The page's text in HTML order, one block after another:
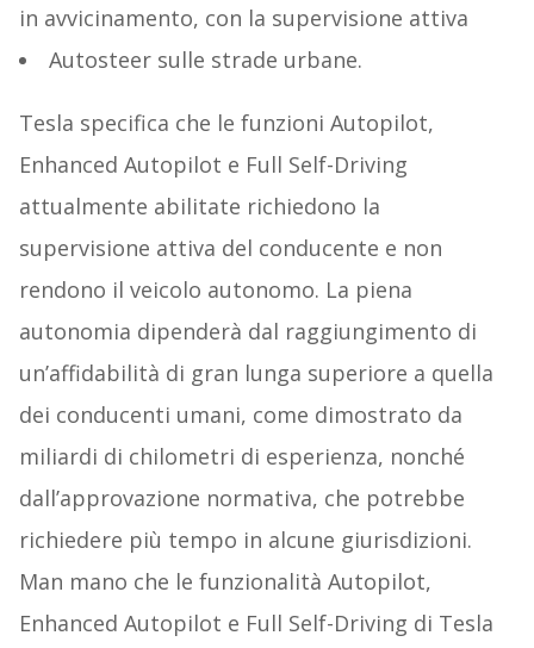
in avvicinamento, con la supervisione attiva
Autosteer sulle strade urbane.
Tesla specifica che le funzioni Autopilot,
Enhanced Autopilot e Full Self-Driving
attualmente abilitate richiedono la
supervisione attiva del conducente e non
rendono il veicolo autonomo. La piena
autonomia dipenderà dal raggiungimento di
un’affidabilità di gran lunga superiore a quella
dei conducenti umani, come dimostrato da
miliardi di chilometri di esperienza, nonché
dall’approvazione normativa, che potrebbe
richiedere più tempo in alcune giurisdizioni.
Man mano che le funzionalità Autopilot,
Enhanced Autopilot e Full Self-Driving di Tesla